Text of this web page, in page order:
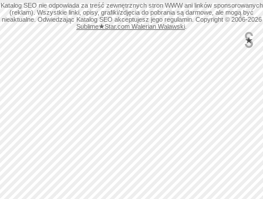
Katalog SEO nie odpowiada za treść zewnętrznych stron WWW ani linków sponsorowanych
(reklam). Wszystkie linki, opisy, grafiki/zdjęcia do pobrania są darmowe, ale mogą być
nieaktualne. Odwiedzając Katalog SEO akceptujesz jego regulamin. Copyright © 2006-2026
Sublime★Star.com Walerian Walawski